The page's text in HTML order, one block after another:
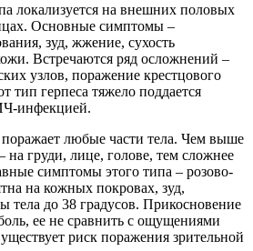
локализуется на внешних половых
Основные симптомы –
зуд, жжение, сухость
Встречаются ряд осложнений –
узлов, поражение крестцового
тип герпеса тяжело поддается
инфекцией.
любые части тела. Чем выше
на груди, лице, голове, тем сложнее
симптомы этого типа – розово-
на кожных покровах, зуд,
тела до 38 градусов. Прикосновение
ее не сравнить с ощущениями
риск поражения зрительной